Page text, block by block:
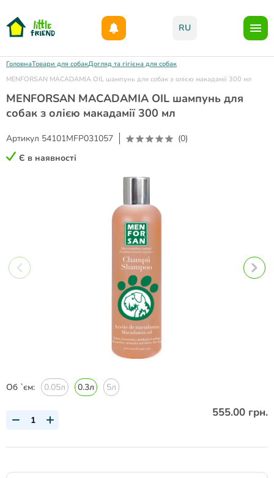
RU
ГоловнаТовари для собакДогляд та гігієна для собак
MENFORSAN MACADAMIA OIL шампунь для собак з олією макадамії 300 мл
MENFORSAN MACADAMIA OIL шампунь для
собак з олією макадамії 300 мл
Артикул 54101MFP031057
(0)
Є в наявності
Об `єм: 0.05л 0.3л 5л
555.00 грн.